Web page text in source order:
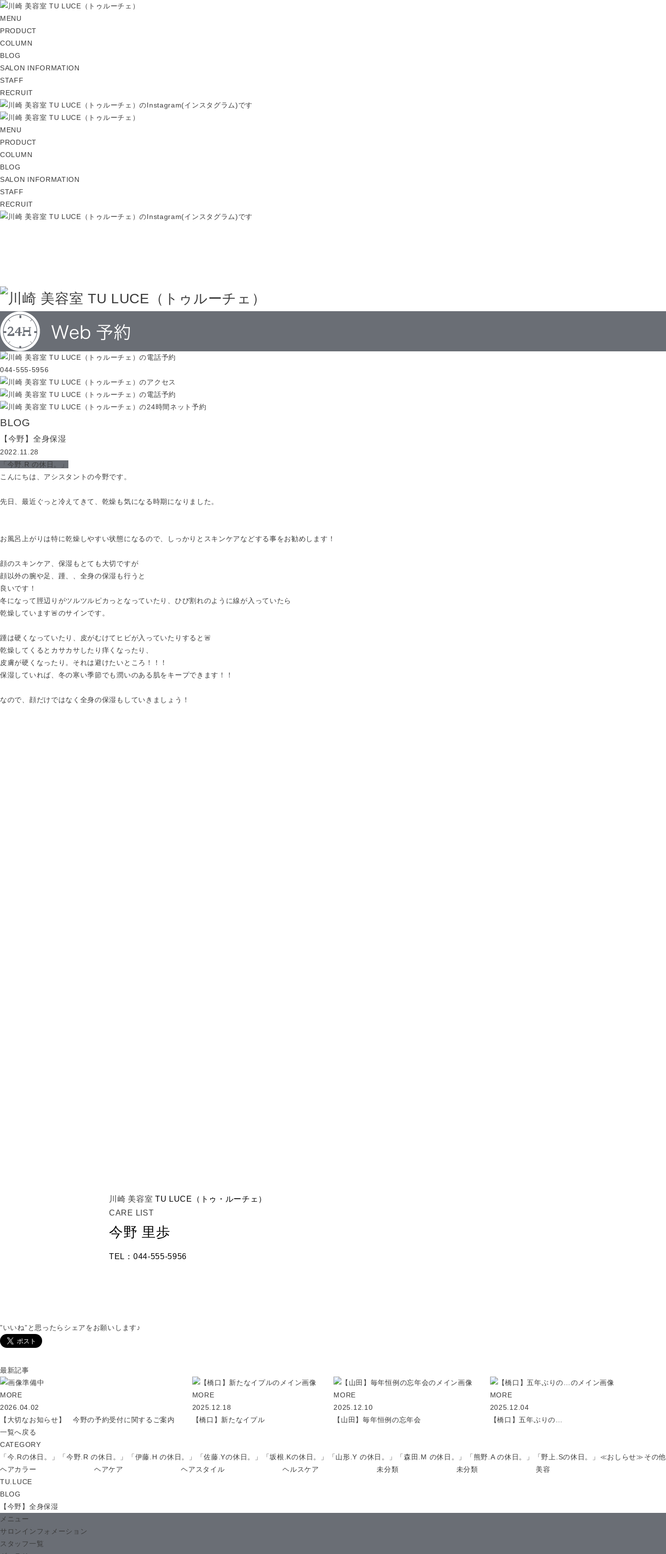
MENU
PRODUCT
COLUMN
BLOG
SALON INFORMATION
STAFF
RECRUIT
MENU
PRODUCT
COLUMN
BLOG
SALON INFORMATION
STAFF
RECRUIT
044-555-5956
BLOG
【今野】全身保湿
2022.11.28
「今野.R の休日。」
こんにちは、アシスタントの今野です。
先日、最近ぐっと冷えてきて、乾燥も気になる時期になりました。
お風呂上がりは特に乾燥しやすい状態になるので、しっかりとスキンケアなどする事をお勧めします！
顔のスキンケア、保湿もとても大切ですが
顔以外の腕や足、踵、、全身の保湿も行うと
良いです！
冬になって脛辺りがツルツルピカっとなっていたり、ひび割れのように線が入っていたら
乾燥しています🚨のサインです。
踵は硬くなっていたり、皮がむけてヒビが入っていたりすると🚨
乾燥してくるとカサカサしたり痒くなったり、
皮膚が硬くなったり。それは避けたいところ！！！
保湿していれば、冬の寒い季節でも潤いのある肌をキープできます！！
なので、顔だけではなく全身の保湿もしていきましょう！
川崎 美容室 TU LUCE（トゥ・ルーチェ）
CARE LIST
今野 里歩
TEL：044-555-5956
”いいね”と思ったらシェアをお願いします♪
最新記事
MORE
2026.04.02
【大切なお知らせ】 今野の予約受付に関するご案内
MORE
2025.12.18
【橋口】新たなイプル
MORE
2025.12.10
【山田】毎年恒例の忘年会
MORE
2025.12.04
【橋口】五年ぶりの…
一覧へ戻る
CATEGORY
「今.Rの休日。」
「今野.R の休日。」 「伊藤.H の休日。」 「佐藤.Yの休日。」 「坂根.Kの休日。」 「山形.Y の休日。」 「森田.M の休日。」 「熊野.A の休日。」 「野上.Sの休日。」 ≪おしらせ≫ その他
ヘアカラー
ヘアケア ヘアスタイル ヘルスケア 未分類 未分類
美容
TU.LUCE
BLOG
【今野】全身保湿
メニュー
サロンインフォメーション
スタッフ一覧